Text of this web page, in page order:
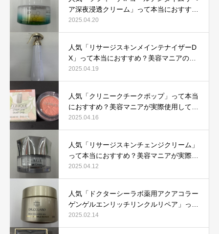
ア深夜浸透クリーム」って本当におすす
め？美容マニアが実際使用して口コミを検
証！
2025.04.20
人気「リサージスキンメインテナイザーD
X」って本当におすすめ？美容マニアの私
が実際使用して、口コミを検証！
2025.04.19
人気「クリニークチークポップ」って本当
におすすめ？美容マニアが実際使用して口
コミを検証！
2025.04.16
人気「リサージスキンチェンジクリーム」
って本当におすすめ？美容マニアが実際使
用して口コミを検証！
2025.04.12
人気「ドクターシーラボ薬用アクアコラー
ゲンゲルエンリッチリンクルリペア」って
本当におすすめ？美容マニアが実際使用し
て口コミを検証
2025.02.14